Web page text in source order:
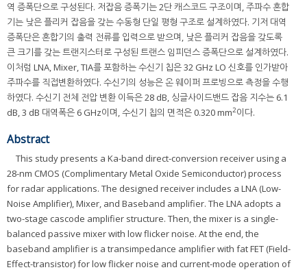
역 증폭단으로 구성된다. 저잡음 증폭기는 2단 캐스코드 구조이며, 주파수 혼합
기는 낮은 플리커 잡음을 갖는 수동형 단일 평형 구조로 설계하였다. 기저 대역
증폭단은 혼합기의 출력 전류를 입력으로 받으며, 낮은 플리커 잡음을 갖도록
큰 크기를 갖는 트랜지스터로 구성된 트랜스 임피던스 증폭단으로 설계하였다.
이처럼 LNA, Mixer, TIA를 포함하는 수신기 칩은 32 GHz LO 신호를 인가받아
주파수를 직접변환하였다. 수신기의 성능은 온 웨이퍼 프로빙으로 측정을 수행
하였다. 수신기 전체 전압 변환 이득은 28 dB, 싱글사이드밴드 잡음 지수는 6.1
dB, 3 dB 대역폭은 6 GHz이며, 수신기 칩의 면적은 0.320 mm2이다.
Abstract
This study presents a Ka-band direct-conversion receiver using a
28-nm CMOS (Complimentary Metal Oxide Semiconductor) process
for radar applications. The designed receiver includes a LNA (Low-
Noise Amplifier), Mixer, and Baseband amplifier. The LNA adopts a
two-stage cascode amplifier structure. Then, the mixer is a single-
balanced passive mixer with low flicker noise. At the end, the
baseband amplifier is a transimpedance amplifier with fat FET (Field-
Effect-transistor) for low flicker noise and current-mode operation of